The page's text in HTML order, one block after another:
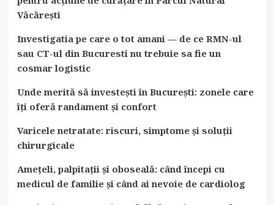
Văcărești
Investigatia pe care o tot amani — de ce RMN-ul
sau CT-ul din Bucuresti nu trebuie sa fie un
cosmar logistic
Unde merită să investești în București: zonele care
îți oferă randament și confort
Varicele netratate: riscuri, simptome și soluții
chirurgicale
Amețeli, palpitații și oboseală: când începi cu
medicul de familie și când ai nevoie de cardiolog